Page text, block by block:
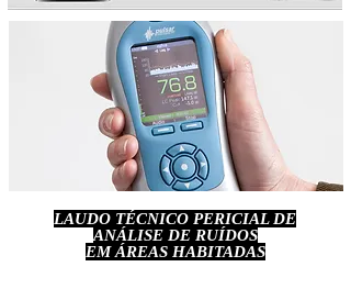
LAUDO TÉCNICO PERICIAL DE
ANÁLISEDE RUÍDOS
EM ÁREAS HABITADAS